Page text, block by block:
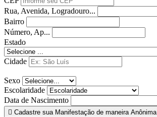
Rua, Avenida, Logradouro...
Bairro
Número, Ap...
Estado
Cidade
Sexo
Escolaridade
Data de Nascimento
Cadastre sua Manifestação de maneira Anônima